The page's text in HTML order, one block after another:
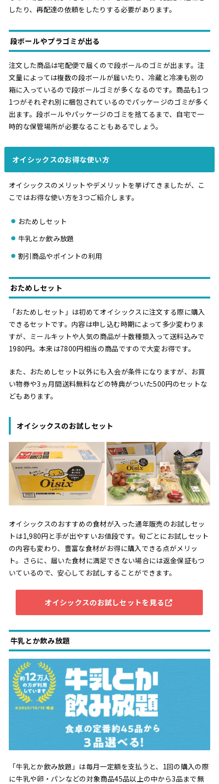
したり、再配達の依頼をしたりする必要があります。
段ボールやプラゴミが出る
注文した商品は宅配便で届くので段ボールのゴミが出ます。注
文量によっては複数の段ボールが届いたり、冷蔵と冷凍も別の
箱に入っているので段ボールゴミが多くなるのです。商品も1つ
1つがそれぞれ別に梱包されているのでパッケージのゴミが多く
出ます。段ボールやパッケージのゴミを捨てるまで、自宅で一
時的な保管場所が必要なることもあるでしょう。
オイシックスのお得な使い方
オイシックスのメリットやデメリットを挙げてきましたが、こ
こではお得な使い方を3つご紹介します。
おためしセット
牛乳とか飲み放題
割引商品やポイントの利用
おためしセット
「おためしセット」は初めてオイシックスに注文する際に購入
できるセットです。内容は申し込む時期によって多少変わりま
すが、ミールキットや人気の商品が十数種類入って送料込みで
1980円。本来は7800円相当の商品ですので大変お得です。
また、おためしセット以外にも入会が条件になりますが、お買
い物券や3ヵ月間送料無料などの特典がついた500円のセットな
どもあります。
オイシックスのお試しセット
オイシックスのおすすめの食材が入った通年販売のお試しセッ
トは1,980円と手が出やすいお値段です。旬ごとにお試しセット
の内容も変わり、豊富な食材がお得に購入できる点がメリッ
ト。さらに、届いた食材に満足できない場合には返金保証もつ
いているので、安心してお試しすることができます。
オイシックスのお試しセットを見る
牛乳とか飲み放題
「牛乳とか飲み放題」は毎月一定額を支払うと、1回の購入の際
に牛乳や卵・パンなどの対象商品45品以上の中から3品まで無